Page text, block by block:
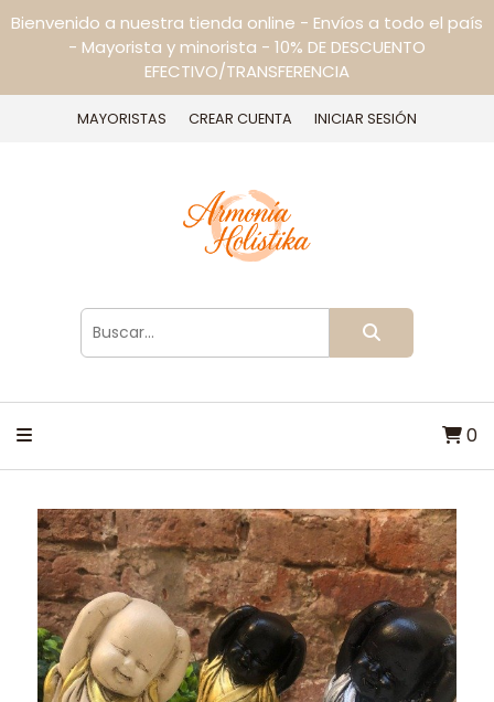
Bienvenido a nuestra tienda online - Envíos a todo el país
- Mayorista y minorista - 10% DE DESCUENTO
EFECTIVO/TRANSFERENCIA
MAYORISTAS CREAR CUENTA INICIAR SESIÓN
0